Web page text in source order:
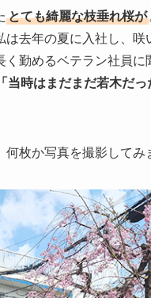
とても綺麗な枝垂れ桜が
去年の夏に入社し、
勤めるベテラン社員
当時はまだまだ若木だ
枚か写真を撮影してみ